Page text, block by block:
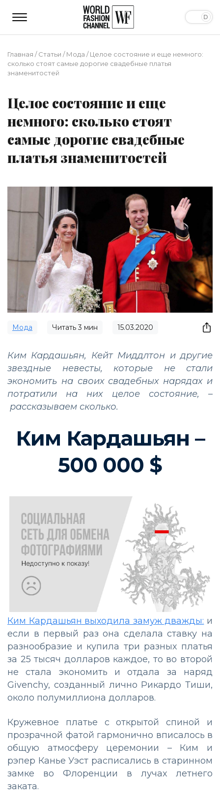
Главная /Статьи /Мода /Целое состояние и еще немного:
сколько стоят самые дорогие свадебные платья
знаменитостей
Целое состояние и еще
немного: сколько стоят
самые дорогие свадебные
платья знаменитостей
Мода Читать3 мин 15.03.2020
Ким Кардашьян, Кейт Миддлтон и другие
звездные невесты, которые не стали
экономить на своих свадебных нарядах и
потратили на них целое состояние, –
рассказываем сколько.
Ким Кардашьян –
500 000 $
Ким Кардашьян выходила замуж дважды: и
если в первый раз она сделала ставку на
разнообразие и купила три разных платья
за 25 тысяч долларов каждое, то во второй
не стала экономить и отдала за наряд
Givenchy, созданный лично Рикардо Тиши,
около полумиллиона долларов.
Кружевное платье с открытой спиной и
прозрачной фатой гармонично вписалось в
общую атмосферу церемонии – Ким и
рэпер Канье Уэст расписались в старинном
замке во Флоренции в лучах летнего
заката.